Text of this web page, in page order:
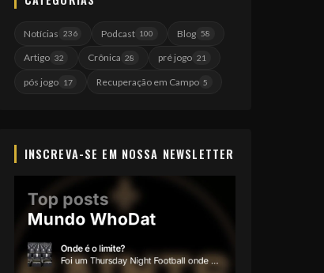
Notícias 236 Podcast 100 Blog 58
Artigo 32 Crônica 28 pré jogo 21
pós jogo 17 Recuperação em Campo 5
INSCREVA-SE EM NOSSA NEWSLETTER